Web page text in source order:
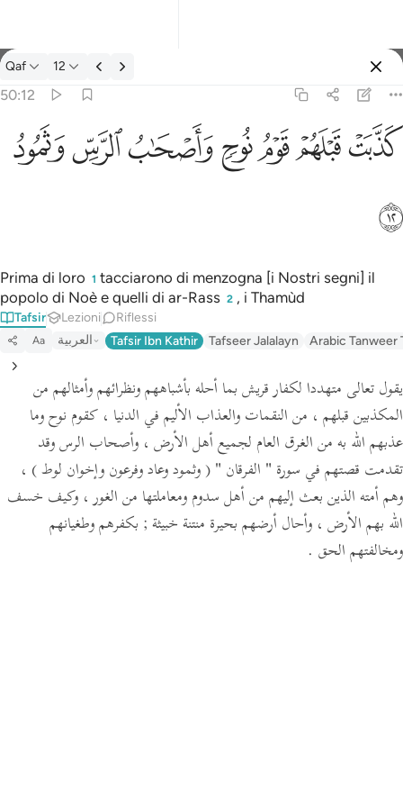
Tafsir: Qaf 50:12
Qaf 12
50:12
كذبت قبلهم قوم نوح واصحاب الرس وثمود ١٢
كَذَّبَتْ قَبْلَهُمْ قَوْمُ نُوحٍۢ وَأَصْحَـٰبُ ٱلرَّسِّ وَثَمُودُ ١٢
ﲫﲬﲭﲮﲯﲰﲱ
ﲲ
Prima di loro 1 tacciarono di menzogna [i Nostri segni] il
popolo di Noè e quelli di ar-Rass 2 , i Thamùd
Tafsir Lezioni Riflessi
Aa العربية Tafsir Ibn Kathir Tafseer Jalalayn Arabic Tanweer
يقول تعالى متهددا لكفار قريش بما أحله بأشباههم ونظرائهم وأمثالهم من
المكذبين قبلهم ، من النقمات والعذاب الأليم في الدنيا ، كقوم نوح وما
عذبهم الله به من الغرق العام لجميع أهل الأرض ، وأصحاب الرس وقد
تقدمت قصتهم في سورة " الفرقان " ( وثمود وعاد وفرعون وإخوان لوط ) ،
وهم أمته الذين بعث إليهم من أهل سدوم ومعاملتها من الغور ، وكيف خسف
الله بهم الأرض ، وأحال أرضهم بحيرة منتنة خبيثة ; بكفرهم وطغيانهم
ومخالفتهم الحق .